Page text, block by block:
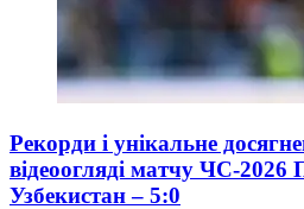
Рекорди і унікальне
відеоогляді матчу ЧС-2026
Узбекистан – 5:0